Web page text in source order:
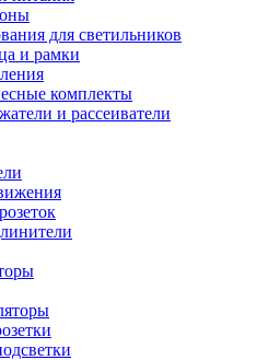
для светильников
и рамки
комплекты
и рассеиватели